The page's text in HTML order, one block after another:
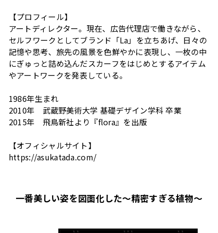
【プロフィール】
アートディレクター。現在、広告代理店で働きながら、
セルフワークとしてブランド「La」を立ちあげ、日々の
記憶や思考、旅先の風景を色鮮やかに表現し、一枚の中
にぎゅっと詰め込んだスカーフをはじめとするアイテム
やアートワークを発表している。
1986年生まれ
2010年 武蔵野美術大学 基礎デザイン学科 卒業
2015年 飛鳥新社より『flora』を出版
【オフィシャルサイト】
https://asukatada.com/
一番美しい姿を図面化した～精密すぎる植物～